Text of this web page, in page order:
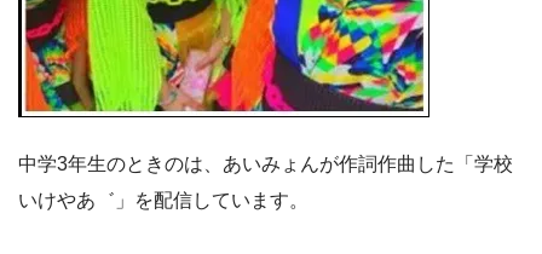
中学3年生のときのは、あいみょんが作詞作曲した「学校
いけやあ゛」を配信しています。